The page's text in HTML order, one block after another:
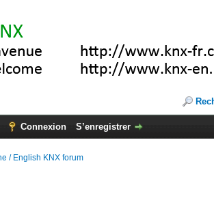
Connexion S’enregistrer
/ English KNX forum